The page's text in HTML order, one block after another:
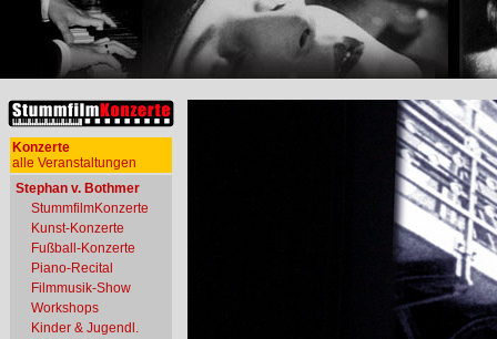
Konzerte
alle Veranstaltungen
Stephan v. Bothmer
StummfilmKonzerte
Kunst-Konzerte
Fußball-Konzerte
Piano-Recital
Filmmusik-Show
Workshops
Kinder & Jugendl.